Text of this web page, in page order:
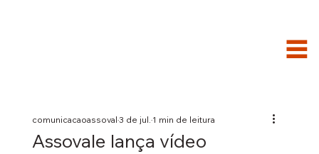
Assovale lança vídeo
comunicacaoassoval3 de jul.1 min de leitura